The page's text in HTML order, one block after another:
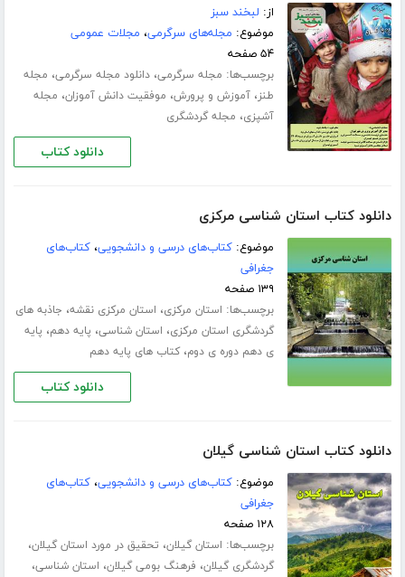
از: لبخند سبز
موضوع: مجله‌های سرگرمی، مجلات عمومی
۵۴ صفحه
برچسب‌ها: مجله سرگرمی،دانلود مجله سرگرمی، مجله
طنز،آموزش و پرورش، موفقیت دانش آموزان، مجله
آشپزی، مجله گردشگری
دانلود کتاب
دانلود کتاب استان شناسی مرکزی
موضوع:کتاب‌های درسی و دانشجویی،کتاب‌های
جغرافی
۱۳۹ صفحه
برچسب‌ها: استان مرکزی، استان مرکزی نقشه، جاذبه های
گردشگری استان مرکزی، استان شناسی، پایه دهم، پایه
ی دهم دوره ی دوم،کتاب های پایه دهم
دانلود کتاب
دانلود کتاب استان شناسی گیلان
موضوع:کتاب‌های درسی و دانشجویی،کتاب‌های
جغرافی
۱۲۸ صفحه
برچسب‌ها: استان گیلان، تحقیق در مورد استان گیلان،
گردشگری گیلان، فرهنگ بومی گیلان، استان شناسی،